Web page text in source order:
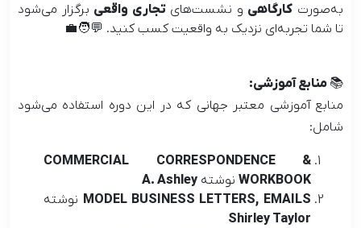
به‌صورت کارگاهی و نشست‌هایتجاری واقعی برگزار می‌شود
تا شما تجربه‌ای نزدیک به واقعیت کسب کنید. 💬🧑‍💼
📚 منابع آموزشی:
منابع آموزشی معتبر جهانی که در این دوره استفاده می‌شود
شامل:
COMMERCIAL CORRESPONDENCE &
WORKBOOK نوشته A. Ashley
MODEL BUSINESS LETTERS, EMAILS نوشته
Shirley Taylor